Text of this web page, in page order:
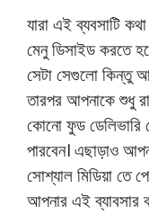
যারা এই ব্যবসাটি
মেনু ডিসাইড করতে
সেটা সেগুলো কিন্তু
তারপর আপনাকে শুধু
কোনো ফুড ডেলিভারি
পারবেন। এছাড়াও
সোশ্যাল মিডিয়া তে
আপনার এই ব্যাবসার